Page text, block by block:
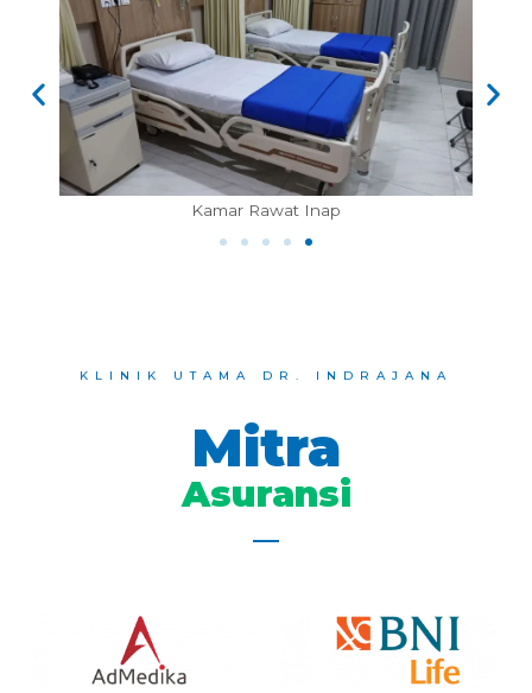
Kamar Rawat Inap
KLINIK UTAMA DR. INDRAJANA
Mitra
Asuransi